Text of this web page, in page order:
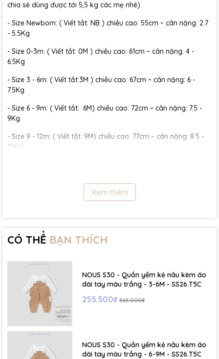
chia sẻ dùng được tới 5,5 kg các mẹ nhé)
- Size Newborn: ( Viết tắt: NB ) chiều cao: 55cm ~ cân nặng: 2.7
- 5.5Kg
- Size 0-3m: ( Viết tắt: 0M ) chiều cao: 61cm ~ cân nặng: 4 -
6.5Kg
- Size 3 - 6m: ( Viết tắt:3M ) chiều cao: 67cm ~ cân nặng: 6 -
7.5Kg
- Size 6 - 9m: ( Viết tắt: 6M) chiều cao: 72cm ~ cân nặng: 7.5 -
9Kg
- Size 9 - 12m: ( Viết tắt: 9M) chiều cao: 77cm ~ cân nặng: 8.5 -
10Kg
- Size 18 - 24m:( Viết tắt: 18M) chiều cao: 86cm ~ cân nặng: 11.5 -
- Size 2 - 3Y: ( Viết tắt: 2Y) chiều cao: 86 - 96cm ~ cân nặng: 13 -
15Kg
17Kg
- Size 4 - 5Y: ( Viết tắt: 4Y) chiều cao: 107 - 114cm ~ cân nặng: 17
- Size 5 - 6Y: ( Viết tắt: 5Y) chiều cao: 114 - 122cm ~ cân nặng: 19
☁️ Bảng Size Mũ, Giày và Phụ kiện :
Xem thêm
CÓ THỂ BẠN THÍCH
NOUS S30 - Quần yếm kẻ nâu kèm áo
dài tay màu trắng - 3-6M - SS26.T5C
255.500₫ 365.000₫
NOUS S30 - Quần yếm kẻ nâu kèm áo
dài tay màu trắng - 6-9M - SS26.T5C